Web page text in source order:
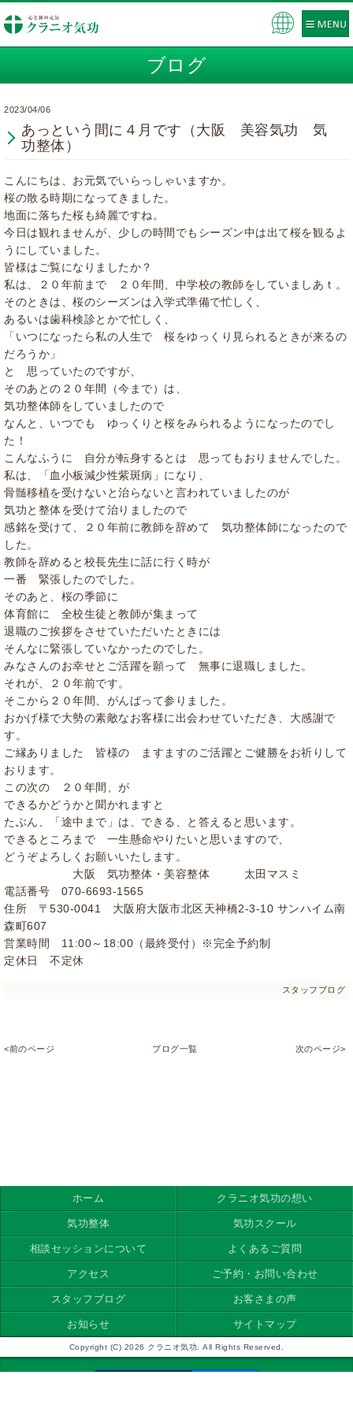
ブログ
2023/04/06
あっという間に４月です（大阪 美容気功 気
功整体）
こんにちは、お元気でいらっしゃいますか。
桜の散る時期になってきました。
地面に落ちた桜も綺麗ですね。
今日は観れませんが、少しの時間でもシーズン中は出て桜を観るよ
うにしていました。
皆様はご覧になりましたか？
私は、２０年前まで ２０年間、中学校の教師をしていましあｔ。
そのときは、桜のシーズンは入学式準備で忙しく、
あるいは歯科検診とかで忙しく、
「いつになったら私の人生で 桜をゆっくり見られるときが来るの
だろうか」
と 思っていたのですが、
そのあとの２０年間（今まで）は、
気功整体師をしていましたので
なんと、いつでも ゆっくりと桜をみられるようになったのでし
た！
こんなふうに 自分が転身するとは 思ってもおりませんでした。
私は、「血小板減少性紫斑病」になり、
骨髄移植を受けないと治らないと言われていましたのが
気功と整体を受けて治りましたので
感銘を受けて、２０年前に教師を辞めて 気功整体師になったので
した。
教師を辞めると校長先生に話に行く時が
一番 緊張したのでした。
そのあと、桜の季節に
体育館に 全校生徒と教師が集まって
退職のご挨拶をさせていただいたときには
そんなに緊張していなかったのでした。
みなさんのお幸せとご活躍を願って 無事に退職しました。
それが、２０年前です。
そこから２０年間、がんばって参りました。
おかげ様で大勢の素敵なお客様に出会わせていただき、大感謝で
す。
ご縁ありました 皆様の ますますのご活躍とご健勝をお祈りして
おります。
この次の ２０年間、が
できるかどうかと聞かれますと
たぶん、「途中まで」は、できる、と答えると思います。
できるところまで 一生懸命やりたいと思いますので、
どうぞよろしくお願いいたします。
大阪 気功整体・美容整体 太田マスミ
電話番号 070-6693-1565
住所 〒530-0041 大阪府大阪市北区天神橋2-3-10 サンハイム南
森町607
営業時間 11:00～18:00（最終受付）※完全予約制
定休日 不定休
スタッフブログ
<前のページ ブログ一覧 次のページ>
ホーム クラニオ気功の想い
気功整体 気功スクール
相談セッションについて よくあるご質問
アクセス ご予約・お問い合わせ
スタッフブログ お客さまの声
お知らせ サイトマップ
Copyright (C) 2026 クラニオ気功. All Rights Reserved.